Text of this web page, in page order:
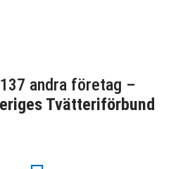
andra företag –
Tvätteriförbund